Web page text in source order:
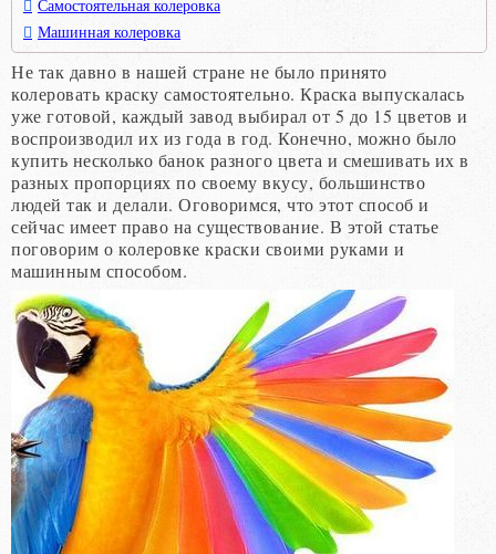
Самостоятельная колеровка
Машинная колеровка
Не так давно в нашей стране не было принято
колеровать краску самостоятельно. Краска выпускалась
уже готовой, каждый завод выбирал от 5 до 15 цветов и
воспроизводил их из года в год. Конечно, можно было
купить несколько банок разного цвета и смешивать их в
разных пропорциях по своему вкусу, большинство
людей так и делали. Оговоримся, что этот способ и
сейчас имеет право на существование. В этой статье
поговорим о колеровке краски своими руками и
машинным способом.